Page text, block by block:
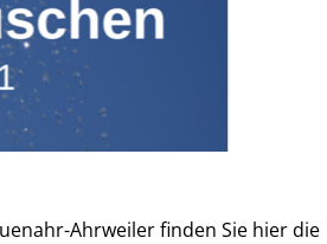
Ahrweiler finden Sie hier die